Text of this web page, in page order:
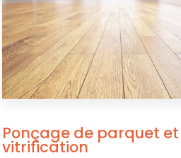
Ponçage de parquet et
vitrification